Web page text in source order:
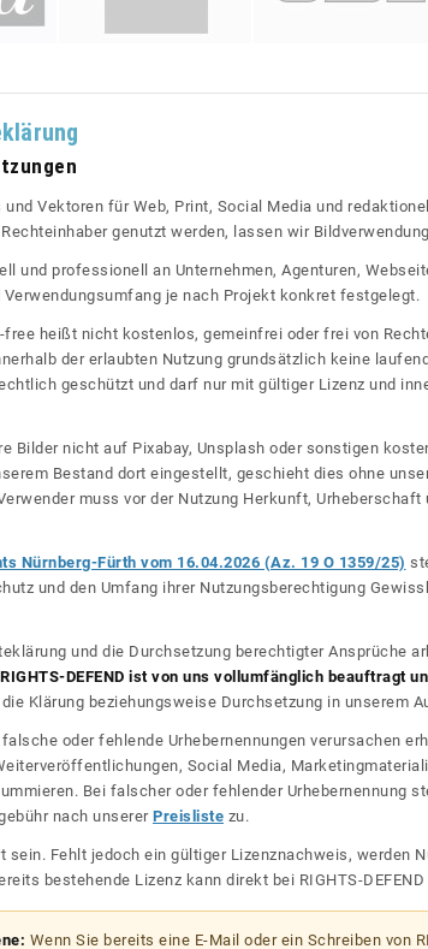
Vektoren für Web, Print, Social Media und
genutzt werden, lassen wir
und professionell an Unternehmen, Agenturen,
je nach Projekt konkret festgelegt.
free heißt nicht kostenlos, gemeinfrei oder frei von
der erlaubten Nutzung grundsätzlich keine
geschützt und darf nur mit gültiger Lizenz und
Bilder nicht auf Pixabay, Unsplash oder sonstigen
Bestand dort eingestellt, geschieht dies ohne
muss vor der Nutzung Herkunft,
Nürnberg-Fürth vom 16.04.2026 (Az. 19 O 1359/25)
und den Umfang ihrer Nutzungsberechtigung
und die Durchsetzung berechtigter Ansprüche
RIGHTS-DEFEND ist von uns vollumfänglich beauftragt
Klärung beziehungsweise Durchsetzung in unserem
oder fehlende Urhebernennungen verursachen
Social Media,
Bei falscher oder fehlender Urhebernennung
nach unserer Preisliste zu.
sein. Fehlt jedoch ein gültiger Lizenznachweis, werden
bestehende Lizenz kann direkt bei RIGHTS-
Wenn Sie bereits eine E-Mail oder ein Schreiben von